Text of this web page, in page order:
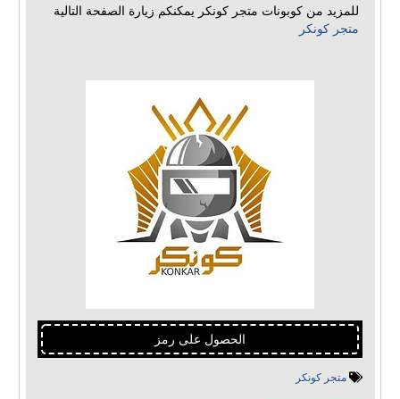
للمزيد من كوبونات متجر كونكر يمكنكم زيارة الصفحة التالية
متجر كونكر
الحصول على رمز
متجر كونكر